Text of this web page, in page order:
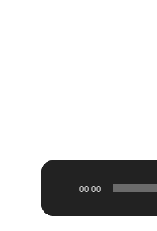
Audio
00:00